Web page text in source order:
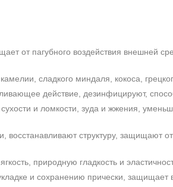
от пагубного воздействия внешней
сладкого миндаля, кокоса,
действие, дезинфицируют,
и ломкости, зуда и жжения,
структуру, защищают от
природную гладкость и
и сохранению прически, защищает